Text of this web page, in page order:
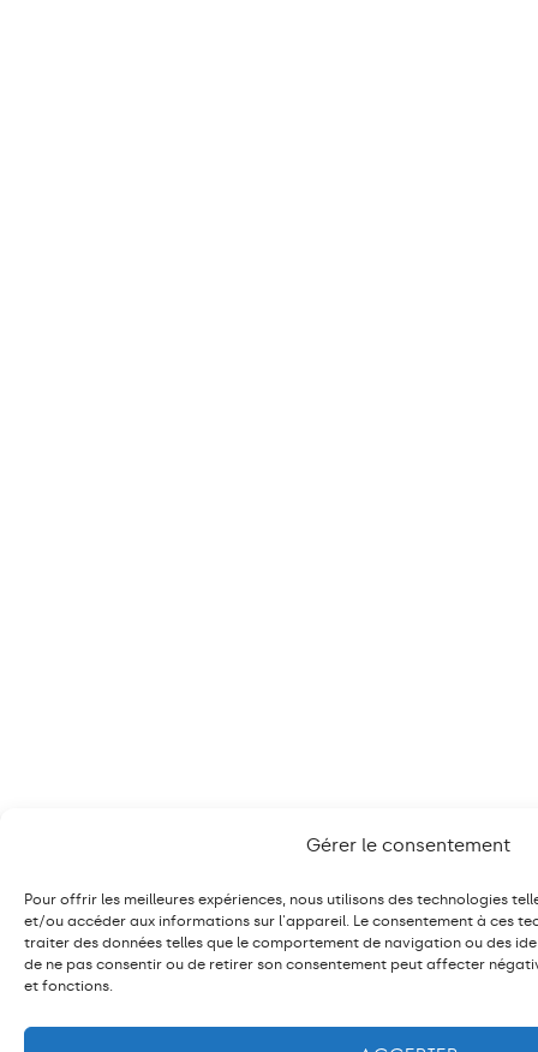
Gérer le consentement
Pour offrir les meilleures expériences, nous utilisons des technologies
et/ou accéder aux informations sur l'appareil. Le consentement à ces
traiter des données telles que le comportement de navigation ou des
de ne pas consentir ou de retirer son consentement peut affecter
et fonctions.